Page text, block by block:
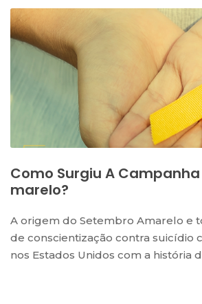
Como Surgiu A
Marelo?
A origem do Setembro Amarelo e
de conscientização contra suicídio
nos Estados Unidos com a história